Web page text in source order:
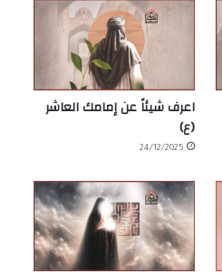
اعرف شيئاً عن إمامك العاشر
(ع)
24/12/2025